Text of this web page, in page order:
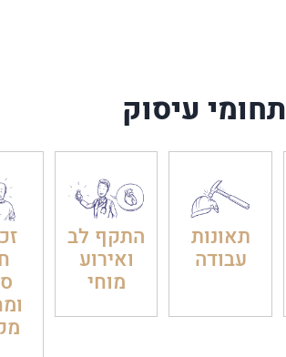
תחומי עיסוק
תאונות
עבודה
התקף לב
ואירוע
מוחי